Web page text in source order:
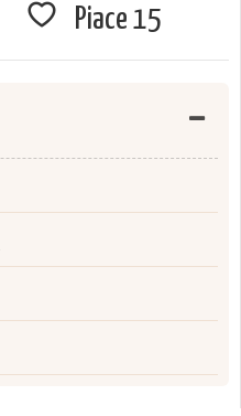
Piace 15